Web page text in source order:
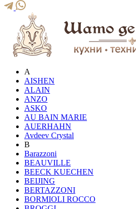
A
AISHEN
ALAIN
ANZO
ASKO
AU BAIN MARIE
AUERHAHN
Avdeev Crystal
B
Barazzoni
BEAUVILLE
BEECK KUECHEN
BEIJING
BERTAZZONI
BORMIOLI ROCCO